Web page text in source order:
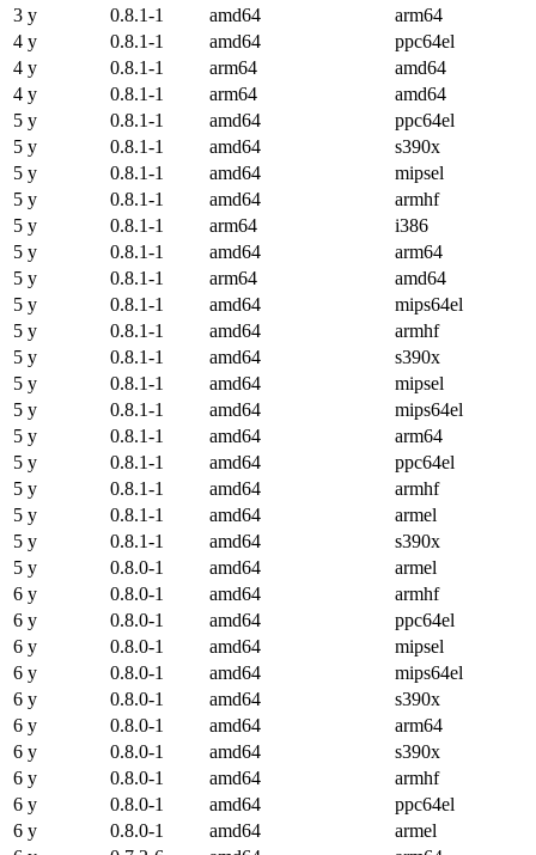
3 y
0.8.1-1 amd64
arm64
4 y
0.8.1-1 amd64
ppc64el
4 y
0.8.1-1 arm64
amd64
4 y
0.8.1-1 arm64
amd64
5 y
0.8.1-1 amd64
ppc64el
5 y
0.8.1-1 amd64
s390x
5 y
0.8.1-1 amd64
mipsel
5 y
0.8.1-1 amd64
armhf
5 y
0.8.1-1 arm64
i386
5 y
0.8.1-1 amd64
arm64
5 y
0.8.1-1 arm64
amd64
5 y
0.8.1-1 amd64
mips64el
5 y
0.8.1-1 amd64
armhf
5 y
0.8.1-1 amd64
s390x
5 y
0.8.1-1 amd64
mipsel
5 y
0.8.1-1 amd64
mips64el
5 y
0.8.1-1 amd64
arm64
5 y
0.8.1-1 amd64
ppc64el
5 y
0.8.1-1 amd64
armhf
5 y
0.8.1-1 amd64
armel
5 y
0.8.1-1 amd64
s390x
5 y
0.8.0-1 amd64
armel
6 y
0.8.0-1 amd64
armhf
6 y
0.8.0-1 amd64
ppc64el
6 y
0.8.0-1 amd64
mipsel
6 y
0.8.0-1 amd64
mips64el
6 y
0.8.0-1 amd64
s390x
6 y
0.8.0-1 amd64
arm64
6 y
0.8.0-1 amd64
s390x
6 y
0.8.0-1 amd64
armhf
6 y
0.8.0-1 amd64
ppc64el
6 y
0.8.0-1 amd64
armel